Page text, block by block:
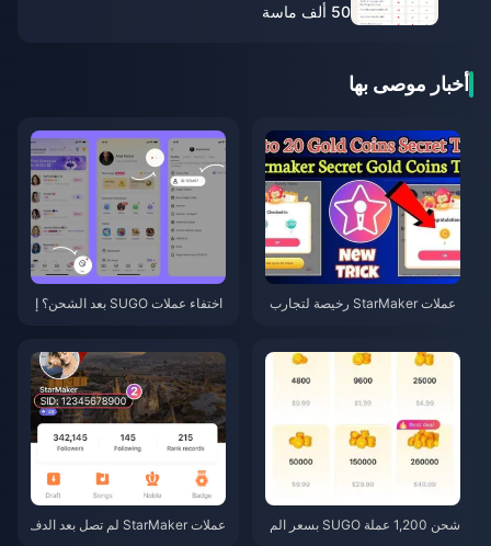
50 ألف ماسة
أخبار موصى بها
عملات StarMaker رخيصة لتجارب
اختفاء عملات SUGO بعد الشحن؟ إ
شحن 1,200 عملة SUGO بسعر الم
عملات StarMaker لم تصل بعد الدف